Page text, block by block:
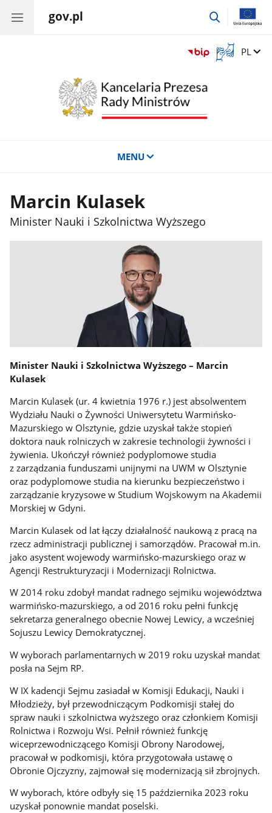
gov.pl
przejdź
Otwórz
okno
Zmień
PL
MENU
Marcin Kulasek
Minister Nauki i Szkolnictwa Wyższego
Minister Nauki i Szkolnictwa Wyższego – Marcin
Kulasek
Marcin Kulasek (ur. 4 kwietnia 1976 r.) jest absolwentem
Wydziału Nauki o Żywności Uniwersytetu Warmińsko-
Mazurskiego w Olsztynie, gdzie uzyskał także stopień
doktora nauk rolniczych w zakresie technologii żywności i
żywienia. Ukończył również podyplomowe studia
z zarządzania funduszami unijnymi na UWM w Olsztynie
oraz podyplomowe studia na kierunku bezpieczeństwo i
zarządzanie kryzysowe w Studium Wojskowym na Akademii
Morskiej w Gdyni.
Marcin Kulasek od lat łączy działalność naukową z pracą na
rzecz administracji publicznej i samorządów. Pracował m.in.
jako asystent wojewody warmińsko-mazurskiego oraz w
Agencji Restrukturyzacji i Modernizacji Rolnictwa.
W 2014 roku zdobył mandat radnego sejmiku województwa
warmińsko-mazurskiego, a od 2016 roku pełni funkcję
sekretarza generalnego obecnie Nowej Lewicy, a wcześniej
Sojuszu Lewicy Demokratycznej.
W wyborach parlamentarnych w 2019 roku uzyskał mandat
posła na Sejm RP.
W IX kadencji Sejmu zasiadał w Komisji Edukacji, Nauki i
Młodzieży, był przewodniczącym Podkomisji stałej do
spraw nauki i szkolnictwa wyższego oraz członkiem Komisji
Rolnictwa i Rozwoju Wsi. Pełnił również funkcję
wiceprzewodniczącego Komisji Obrony Narodowej,
pracował w podkomisji, która przygotowała ustawę o
Obronie Ojczyzny, zajmował się modernizacją sił zbrojnych.
W wyborach, które odbyły się 15 października 2023 roku
uzyskał ponownie mandat poselski.